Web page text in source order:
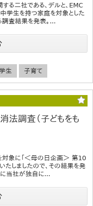
る二社である、デルと、EMC
学生を持つ家庭を対象とした
査結果を発表。...
生 子育て
法調査（子どもをも
対象に「＜母の日企画＞ 第10
しましたので、その結果を発
に当社が独自に...